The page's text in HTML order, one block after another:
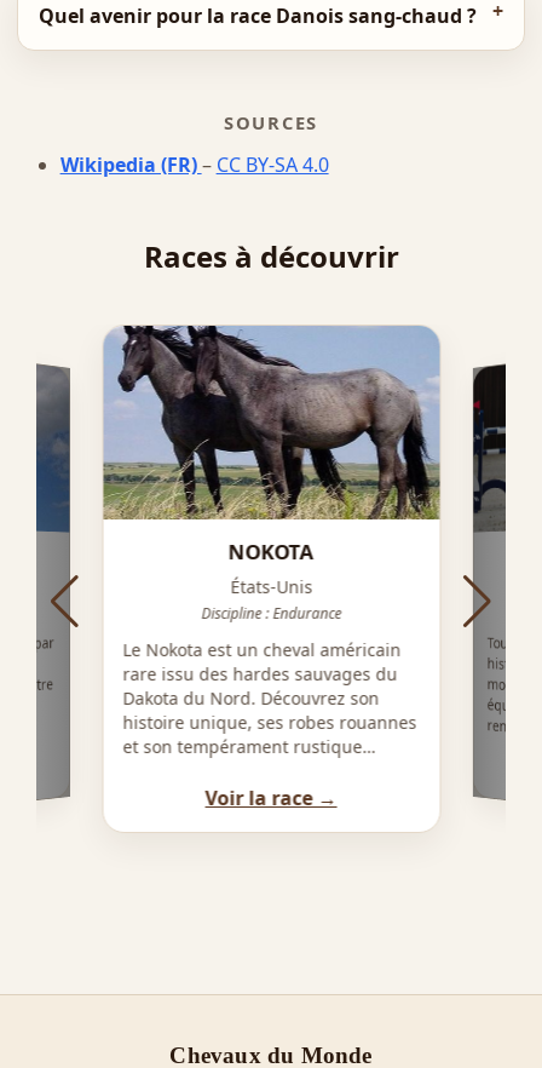
Quel avenir pour la race Danois sang-chaud ?
SOURCES
Wikipedia (FR)– CC BY-SA 4.0
Races à découvrir
par
NOKOTA
États-Unis
Discipline : Endurance
Le Nokota est un cheval américain
rare issu des hardes sauvages du
Dakota du Nord. Découvrez son
histoire unique, ses robes rouannes
et son tempérament rustique…
Voir la race →
Tout
Chevaux du Monde